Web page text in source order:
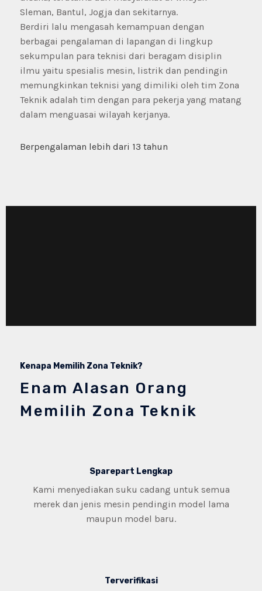
Sleman, Bantul, Jogja dan sekitarnya.
Berdiri lalu mengasah kemampuan dengan
berbagai pengalaman di lapangan di lingkup
sekumpulan para teknisi dari beragam disiplin
ilmu yaitu spesialis mesin, listrik dan pendingin
memungkinkan teknisi yang dimiliki oleh tim Zona
Teknik adalah tim dengan para pekerja yang matang
dalam menguasai wilayah kerjanya.
Berpengalaman lebih dari 13 tahun
Kenapa Memilih Zona Teknik?
Enam Alasan Orang
Memilih Zona Teknik
Sparepart Lengkap
Kami menyediakan suku cadang untuk semua
merek dan jenis mesin pendingin model lama
maupun model baru.
Terverifikasi​